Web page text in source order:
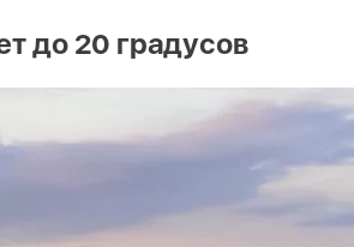
до 20 градусов